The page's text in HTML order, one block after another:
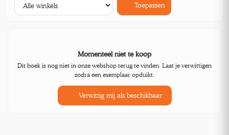
Toepassen
Momenteel niet te koop
Dit boek is nog niet in onze webshop terug te vinden. Laat je verwittigen
zodra een exemplaar opduikt.
Verwittig mij als beschikbaar